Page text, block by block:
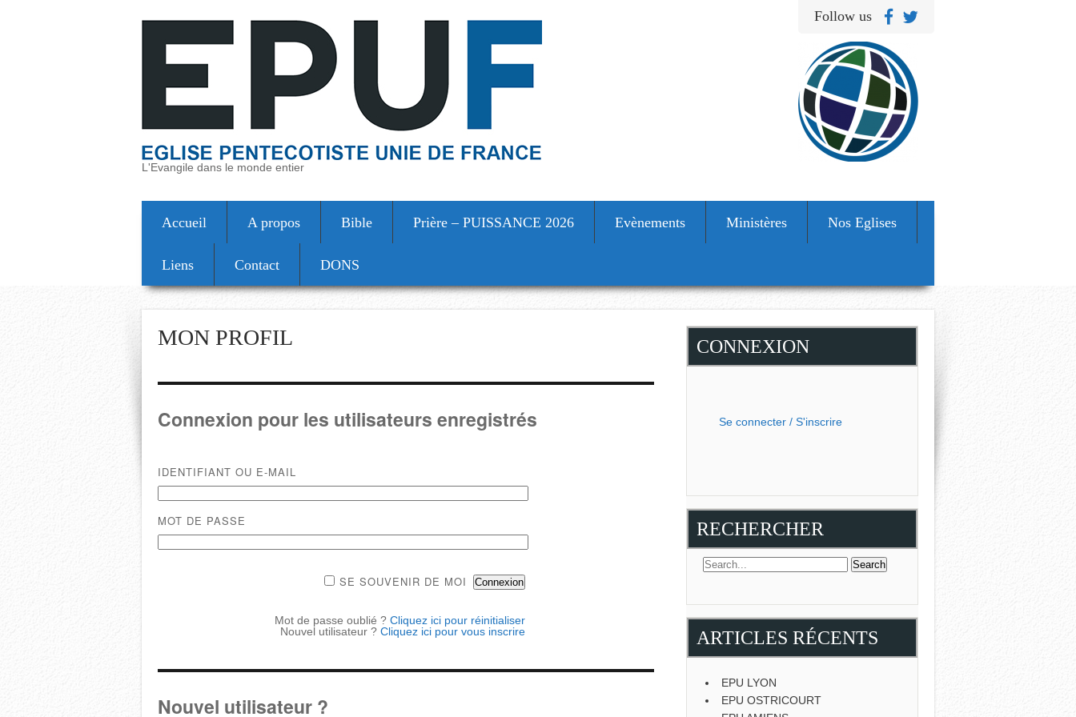
L'Evangile dans le monde entier
Follow us
Accueil A propos Bible Prière – PUISSANCE 2026 Evènements Ministères Nos Eglises
Liens Contact DONS
MON PROFIL
Connexion pour les utilisateurs enregistrés
IDENTIFIANT OU E-MAIL
MOT DE PASSE
SE SOUVENIR DE MOI
Mot de passe oublié ? Cliquez ici pour réinitialiser
Nouvel utilisateur ? Cliquez ici pour vous inscrire
Nouvel utilisateur ?
CONNEXION
Se connecter / S'inscrire
RECHERCHER
ARTICLES RÉCENTS
EPU LYON
EPU OSTRICOURT